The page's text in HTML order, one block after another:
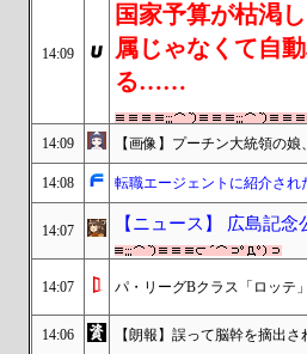
14:09
国家予算が枯渇
属じゃなくて自
る……
14:09 【画像】プーチン大統領の
14:08 転職エージェントに紹介され
14:07 【ニュース】 広島記
14:07 パ・リーグBクラス「ロッテ
14:06 【朗報】誤って脳幹を摘出